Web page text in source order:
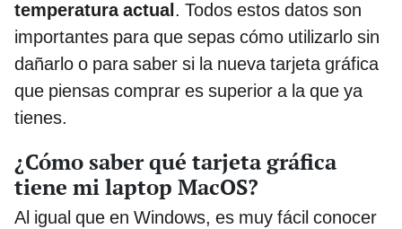
temperatura actual. Todos estos datos son
importantes para que sepas cómo utilizarlo sin
dañarlo o para saber si la nueva tarjeta gráfica
que piensas comprar es superior a la que ya
tienes.
¿Cómo saber qué tarjeta gráfica
tiene mi laptop MacOS?
Al igual que en Windows, es muy fácil conocer